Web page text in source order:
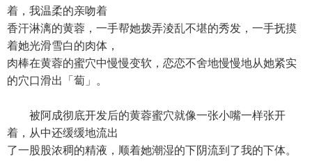
着，我温柔的亲吻着
香汗淋漓的黄蓉，一手帮她拨弄淩乱不堪的秀发，一手抚摸
着她光滑雪白的肉体，
肉棒在黄蓉的蜜穴中慢慢变软，恋恋不舍地慢慢地从她紧实
的穴口滑出「蔔」。
被阿成彻底开发后的黄蓉蜜穴就像一张小嘴一样张开
着，从中还缓缓地流出
了一股股浓稠的精液，顺着她潮湿的下阴流到了我的下体。